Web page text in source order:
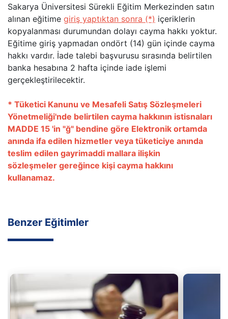
Sakarya Üniversitesi Sürekli Eğitim Merkezinden satın
alınan eğitime giriş yaptıktan sonra (*) içeriklerin
kopyalanması durumundan dolayı cayma hakkı yoktur.
Eğitime giriş yapmadan ondört (14) gün içinde cayma
hakkı vardır. İade talebi başvurusu sırasında belirtilen
banka hesabına 2 hafta içinde iade işlemi
gerçekleştirilecektir.
* Tüketici Kanunu ve Mesafeli Satış Sözleşmeleri
Yönetmeliği'nde belirtilen cayma hakkının istisnaları
MADDE 15 'in "ğ" bendine göre Elektronik ortamda
anında ifa edilen hizmetler veya tüketiciye anında
teslim edilen gayrimaddi mallara ilişkin
sözleşmeler gereğince kişi cayma hakkını
kullanamaz.
Benzer Eğitimler